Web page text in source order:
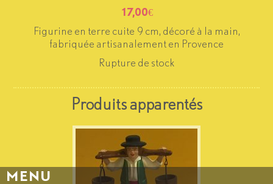
17,00€
Figurine en terre cuite 9 cm, décoré à la main,
fabriquée artisanalement en Provence
Rupture de stock
Produits apparentés
MENU